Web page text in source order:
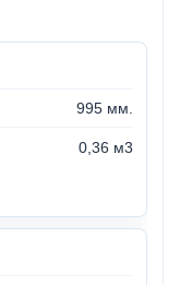
995 мм.
0,36 м3